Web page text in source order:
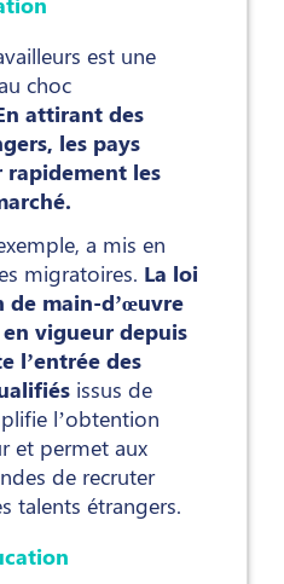
est une
choc
attirant des
les pays
les
a mis en
migratoires. La loi
de main-d’œuvre
vigueur depuis
l’entrée des
issus de
l’obtention
et permet aux
de recruter
talents étrangers.